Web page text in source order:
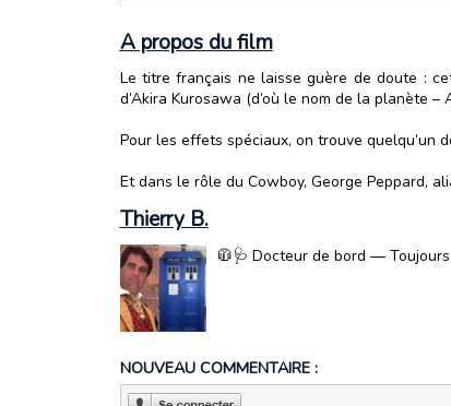
A propos du film
Le titre français ne laisse guère de doute :
d’Akira Kurosawa (d’où le nom de la planète –
Pour les effets spéciaux, on trouve quelqu’un
Et dans le rôle du Cowboy, George Peppard,
Thierry B.
🧥🩺 Docteur de bord —
NOUVEAU COMMENTAIRE :